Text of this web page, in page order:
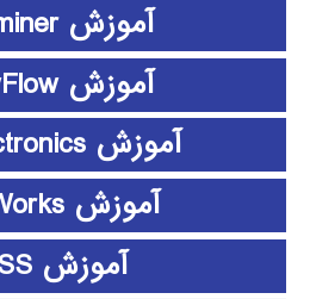
آموزش rapidminer
آموزش ShowFlow
آموزش SimElectronics
آموزش SolidWorks
آموزش SPSS